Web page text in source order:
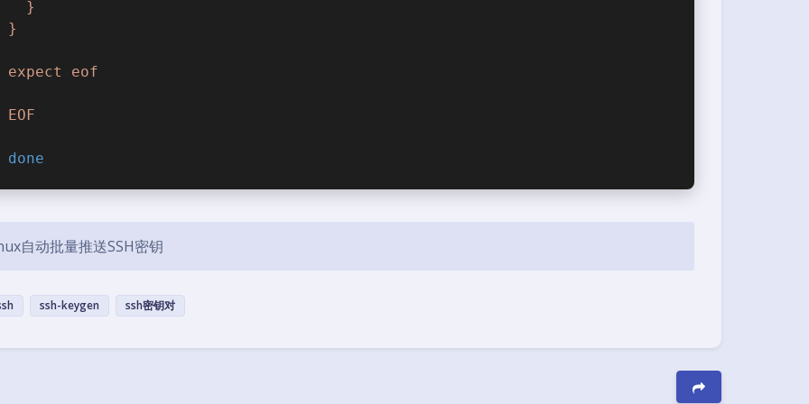
  }
}
expect eof
EOF
done
自动批量推送SSH密钥
ssh-keygen ssh密钥对